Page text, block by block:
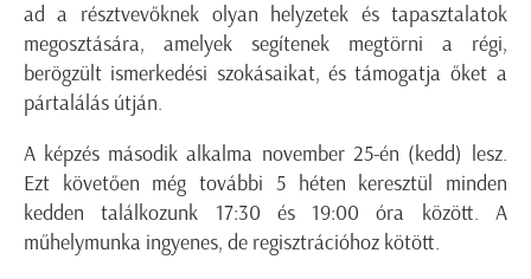
ad a résztvevőknek olyan helyzetek és tapasztalatok
megosztására, amelyek segítenek megtörni a régi,
berögzült ismerkedési szokásaikat, és támogatja őket a
pártalálás útján.
A képzés második alkalma november 25-én (kedd) lesz.
Ezt követően még további 5 héten keresztül minden
kedden találkozunk 17:30 és 19:00 óra között. A
műhelymunka ingyenes, de regisztrációhoz kötött.